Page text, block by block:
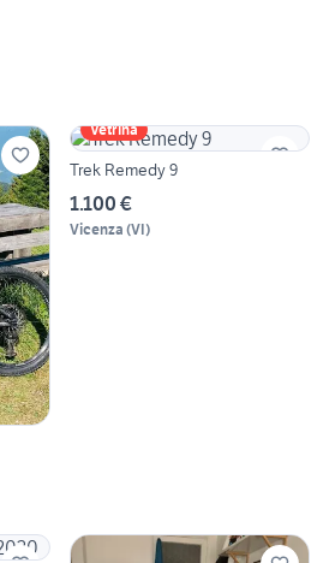
Vetrina
Trek Remedy 9
1.100 €
Vicenza (VI)